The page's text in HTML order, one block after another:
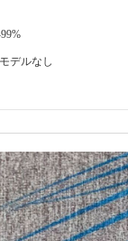
デルなし